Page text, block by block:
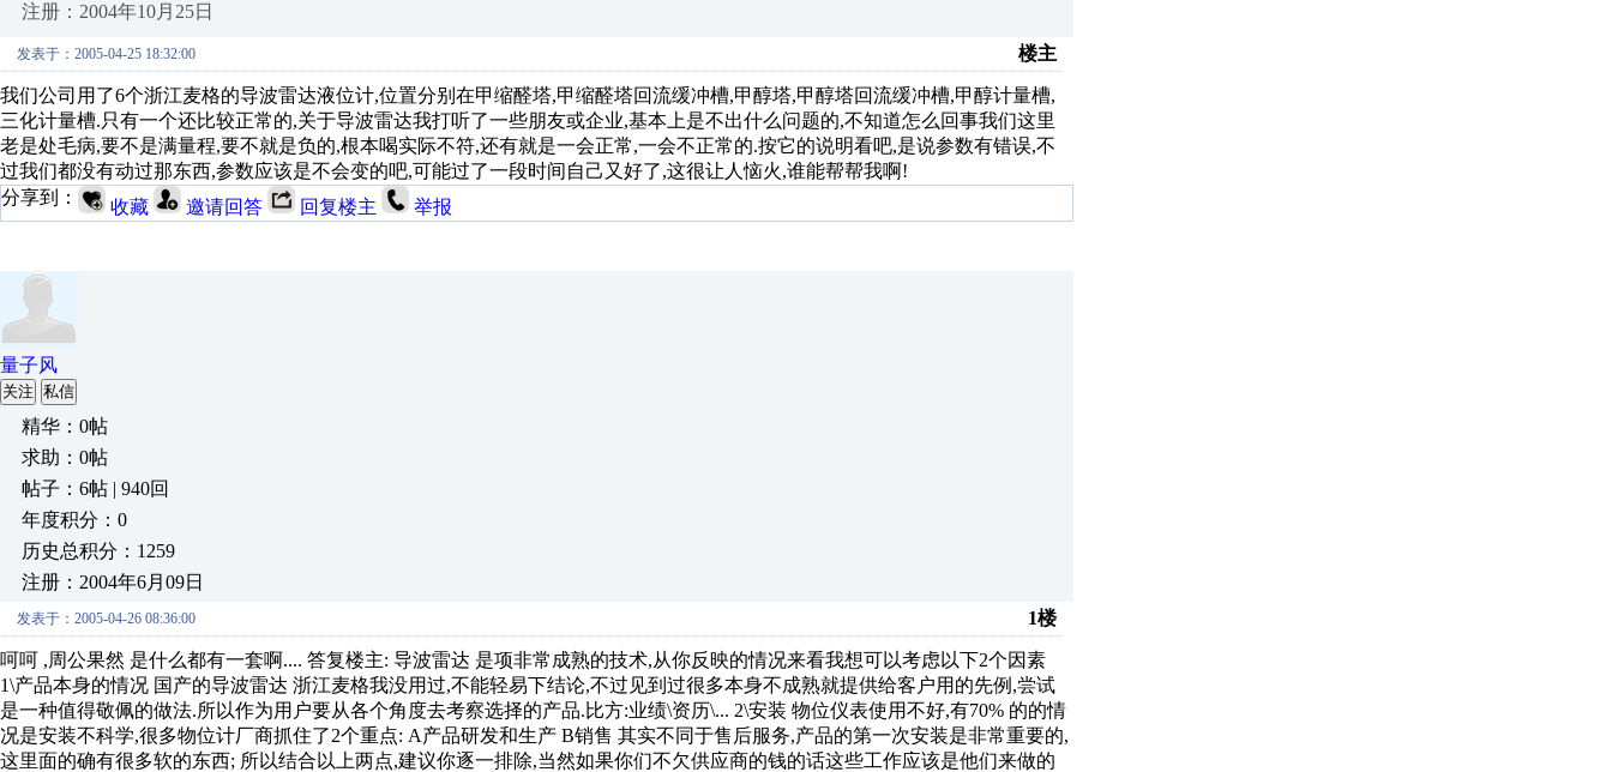
注册：2004年10月25日
发表于：2005-04-25 18:32:00 楼主
我们公司用了6个浙江麦格的导波雷达液位计,位置分别在甲缩醛塔,甲缩醛塔回流缓冲槽,甲醇塔,甲醇塔回流缓冲槽,甲醇计量槽,
三化计量槽.只有一个还比较正常的,关于导波雷达我打听了一些朋友或企业,基本上是不出什么问题的,不知道怎么回事我们这里
老是处毛病,要不是满量程,要不就是负的,根本喝实际不符,还有就是一会正常,一会不正常的.按它的说明看吧,是说参数有错误,不
过我们都没有动过那东西,参数应该是不会变的吧,可能过了一段时间自己又好了,这很让人恼火,谁能帮帮我啊!
分享到：
收藏 邀请回答 回复楼主 举报
量子风
关注 私信
精华：0帖
求助：0帖
帖子：6帖 | 940回
年度积分：0
历史总积分：1259
注册：2004年6月09日
发表于：2005-04-26 08:36:00 1楼
呵呵 ,周公果然 是什么都有一套啊.... 答复楼主: 导波雷达 是项非常成熟的技术,从你反映的情况来看我想可以考虑以下2个因素
1\产品本身的情况 国产的导波雷达 浙江麦格我没用过,不能轻易下结论,不过见到过很多本身不成熟就提供给客户用的先例,尝试
是一种值得敬佩的做法.所以作为用户要从各个角度去考察选择的产品.比方:业绩\资历\... 2\安装 物位仪表使用不好,有70% 的的情
况是安装不科学,很多物位计厂商抓住了2个重点: A产品研发和生产 B销售 其实不同于售后服务,产品的第一次安装是非常重要的,
这里面的确有很多软的东西; 所以结合以上两点,建议你逐一排除,当然如果你们不欠供应商的钱的话这些工作应该是他们来做的